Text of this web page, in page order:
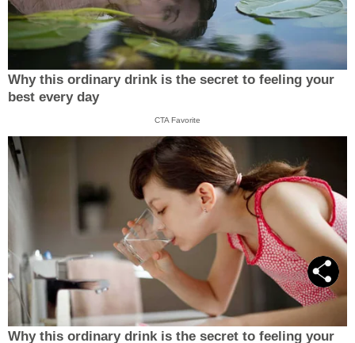
Why this ordinary drink is the secret to feeling your
best every day
CTA Favorite
Why this ordinary drink is the secret to feeling your